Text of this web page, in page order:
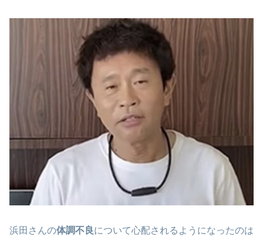
浜田さんの体調不良について心配されるようになったのは